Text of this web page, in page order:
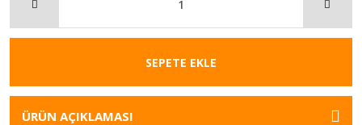
SEPETE EKLE
ÜRÜN AÇIKLAMASI